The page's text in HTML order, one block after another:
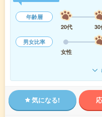
年齢層
20代
30
男女比率
女性
気になる!